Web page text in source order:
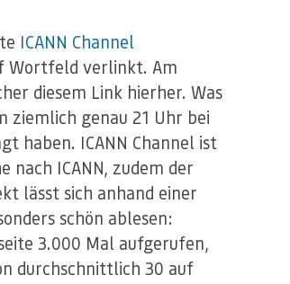
ICANN Channel
Wortfeld verlinkt. Am
diesem Link hierher. Was
ziemlich genau 21 Uhr bei
haben. ICANN Channel ist
nach ICANN, zudem der
lässt sich anhand einer
schön ablesen:
3.000 Mal aufgerufen,
durchschnittlich 30 auf